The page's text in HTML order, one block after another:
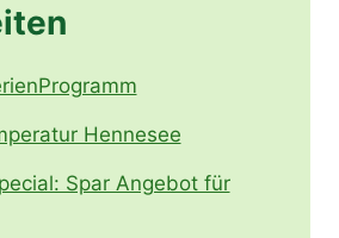
Hennesee
Spar Angebot für